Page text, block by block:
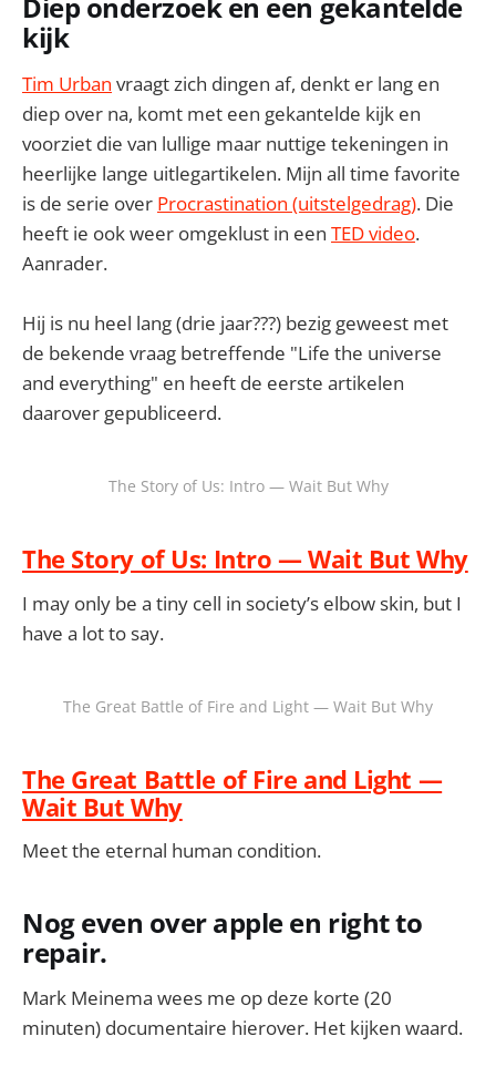
Diep onderzoek en een gekantelde
kijk
Tim Urban vraagt zich dingen af, denkt er lang en
diep over na, komt met een gekantelde kijk en
voorziet die van lullige maar nuttige tekeningen in
heerlijke lange uitlegartikelen. Mijn all time favorite
is de serie over Procrastination (uitstelgedrag). Die
heeft ie ook weer omgeklust in een TED video.
Aanrader.
Hij is nu heel lang (drie jaar???) bezig geweest met
de bekende vraag betreffende "Life the universe
and everything" en heeft de eerste artikelen
daarover gepubliceerd.
The Story of Us: Intro — Wait But Why
The Story of Us: Intro — Wait But Why
I may only be a tiny cell in society’s elbow skin, but I
have a lot to say.
The Great Battle of Fire and Light — Wait But Why
The Great Battle of Fire and Light —
Wait But Why
Meet the eternal human condition.
Nog even over apple en right to
repair.
Mark Meinema wees me op deze korte (20
minuten) documentaire hierover. Het kijken waard.